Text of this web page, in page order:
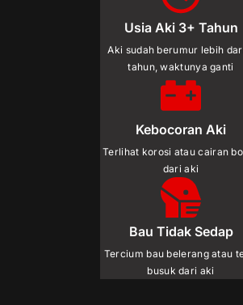
Usia Aki 3+ Tahun
Aki sudah berumur lebih
tahun, waktunya ganti
Kebocoran Aki
Terlihat korosi atau cairan
dari aki
Bau Tidak Sedap
Tercium bau belerang atau
busuk dari aki